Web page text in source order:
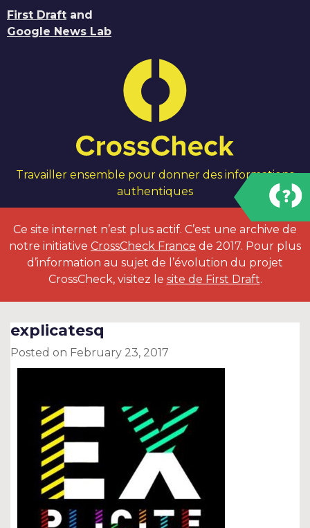
First Draft and
Google News Lab
Travailler ensemble pour donner des informations
authentiques
Ce site internet n’est plus actif. C’est une archive de
notre initiative CrossCheck France de 2017. Pour plus
d’information au sujet de l’évolution du projet
CrossCheck, visitez le site de First Draft.
explicatesq
Posted on February 23, 2017